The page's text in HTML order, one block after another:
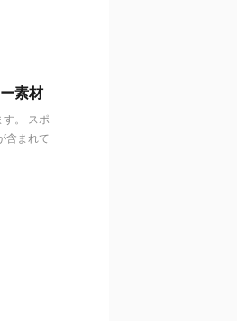
素材
。 スポ
含まれて